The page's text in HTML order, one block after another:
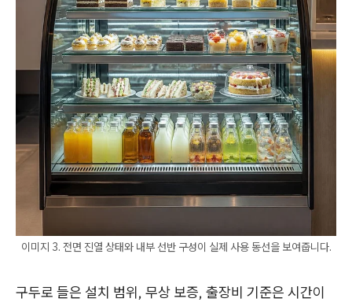
이미지 3. 전면 진열 상태와 내부 선반 구성이 실제 사용 동선을 보여줍니다.
구두로 들은 설치 범위, 무상 보증, 출장비 기준은 시간이